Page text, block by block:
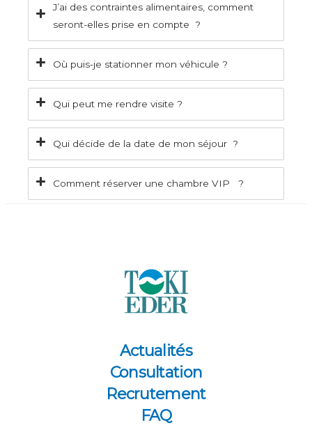
J’ai des contraintes alimentaires, comment
seront-elles prise en compte ?
Où puis-je stationner mon véhicule ?
Qui peut me rendre visite ?
Qui décide de la date de mon séjour ?
Comment réserver une chambre VIP ?
Actualités
Consultation
Recrutement
FAQ